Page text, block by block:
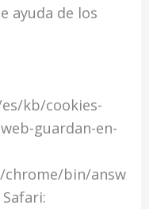
ayuda de los
kb/cookies-
guardan-en-
bin/answ